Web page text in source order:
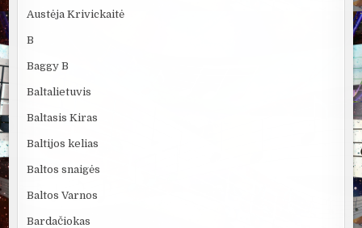
Austėja Krivickaitė
B
Baggy B
Baltalietuvis
Baltasis Kiras
Baltijos kelias
Baltos snaigės
Baltos Varnos
Bardačiokas